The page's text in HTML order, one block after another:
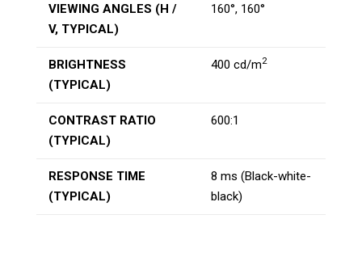
VIEWING ANGLES (H /
V, TYPICAL)
160°, 160°
BRIGHTNESS
(TYPICAL)
400 cd/m2
CONTRAST RATIO
(TYPICAL)
600:1
RESPONSE TIME
(TYPICAL)
8 ms (Black-white-
black)